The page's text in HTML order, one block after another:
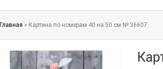
Главная » Картина по номерам 40 на 50 см № 36607